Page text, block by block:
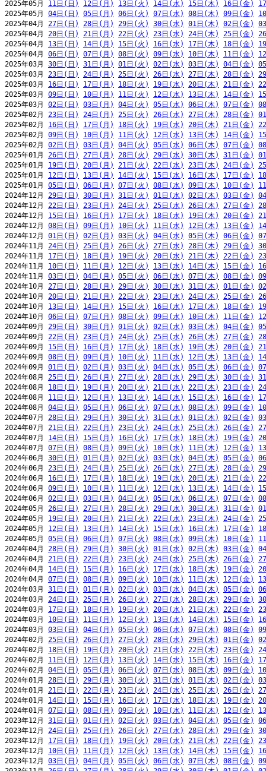
2025年05月 11日(日) 12日(月) 13日(火) 14日(水) 15日(木) 16日(金)
2025年05月 04日(日) 05日(月) 06日(火) 07日(水) 08日(木) 09日(金)
2025年04月 27日(日) 28日(月) 29日(火) 30日(水) 01日(木) 02日(金)
2025年04月 20日(日) 21日(月) 22日(火) 23日(水) 24日(木) 25日(金)
2025年04月 13日(日) 14日(月) 15日(火) 16日(水) 17日(木) 18日(金)
2025年04月 06日(日) 07日(月) 08日(火) 09日(水) 10日(木) 11日(金)
2025年03月 30日(日) 31日(月) 01日(火) 02日(水) 03日(木) 04日(金)
2025年03月 23日(日) 24日(月) 25日(火) 26日(水) 27日(木) 28日(金)
2025年03月 16日(日) 17日(月) 18日(火) 19日(水) 20日(木) 21日(金)
2025年03月 09日(日) 10日(月) 11日(火) 12日(水) 13日(木) 14日(金)
2025年03月 02日(日) 03日(月) 04日(火) 05日(水) 06日(木) 07日(金)
2025年02月 23日(日) 24日(月) 25日(火) 26日(水) 27日(木) 28日(金)
2025年02月 16日(日) 17日(月) 18日(火) 19日(水) 20日(木) 21日(金)
2025年02月 09日(日) 10日(月) 11日(火) 12日(水) 13日(木) 14日(金)
2025年02月 02日(日) 03日(月) 04日(火) 05日(水) 06日(木) 07日(金)
2025年01月 26日(日) 27日(月) 28日(火) 29日(水) 30日(木) 31日(金)
2025年01月 19日(日) 20日(月) 21日(火) 22日(水) 23日(木) 24日(金)
2025年01月 12日(日) 13日(月) 14日(火) 15日(水) 16日(木) 17日(金)
2025年01月 05日(日) 06日(月) 07日(火) 08日(水) 09日(木) 10日(金)
2024年12月 29日(日) 30日(月) 31日(火) 01日(水) 02日(木) 03日(金)
2024年12月 22日(日) 23日(月) 24日(火) 25日(水) 26日(木) 27日(金)
2024年12月 15日(日) 16日(月) 17日(火) 18日(水) 19日(木) 20日(金)
2024年12月 08日(日) 09日(月) 10日(火) 11日(水) 12日(木) 13日(金)
2024年12月 01日(日) 02日(月) 03日(火) 04日(水) 05日(木) 06日(金)
2024年11月 24日(日) 25日(月) 26日(火) 27日(水) 28日(木) 29日(金)
2024年11月 17日(日) 18日(月) 19日(火) 20日(水) 21日(木) 22日(金)
2024年11月 10日(日) 11日(月) 12日(火) 13日(水) 14日(木) 15日(金)
2024年11月 03日(日) 04日(月) 05日(火) 06日(水) 07日(木) 08日(金)
2024年10月 27日(日) 28日(月) 29日(火) 30日(水) 31日(木) 01日(金)
2024年10月 20日(日) 21日(月) 22日(火) 23日(水) 24日(木) 25日(金)
2024年10月 13日(日) 14日(月) 15日(火) 16日(水) 17日(木) 18日(金)
2024年10月 06日(日) 07日(月) 08日(火) 09日(水) 10日(木) 11日(金)
2024年09月 29日(日) 30日(月) 01日(火) 02日(水) 03日(木) 04日(金)
2024年09月 22日(日) 23日(月) 24日(火) 25日(水) 26日(木) 27日(金)
2024年09月 15日(日) 16日(月) 17日(火) 18日(水) 19日(木) 20日(金)
2024年09月 08日(日) 09日(月) 10日(火) 11日(水) 12日(木) 13日(金)
2024年09月 01日(日) 02日(月) 03日(火) 04日(水) 05日(木) 06日(金)
2024年08月 25日(日) 26日(月) 27日(火) 28日(水) 29日(木) 30日(金)
2024年08月 18日(日) 19日(月) 20日(火) 21日(水) 22日(木) 23日(金)
2024年08月 11日(日) 12日(月) 13日(火) 14日(水) 15日(木) 16日(金)
2024年08月 04日(日) 05日(月) 06日(火) 07日(水) 08日(木) 09日(金)
2024年07月 28日(日) 29日(月) 30日(火) 31日(水) 01日(木) 02日(金)
2024年07月 21日(日) 22日(月) 23日(火) 24日(水) 25日(木) 26日(金)
2024年07月 14日(日) 15日(月) 16日(火) 17日(水) 18日(木) 19日(金)
2024年07月 07日(日) 08日(月) 09日(火) 10日(水) 11日(木) 12日(金)
2024年06月 30日(日) 01日(月) 02日(火) 03日(水) 04日(木) 05日(金)
2024年06月 23日(日) 24日(月) 25日(火) 26日(水) 27日(木) 28日(金)
2024年06月 16日(日) 17日(月) 18日(火) 19日(水) 20日(木) 21日(金)
2024年06月 09日(日) 10日(月) 11日(火) 12日(水) 13日(木) 14日(金)
2024年06月 02日(日) 03日(月) 04日(火) 05日(水) 06日(木) 07日(金)
2024年05月 26日(日) 27日(月) 28日(火) 29日(水) 30日(木) 31日(金)
2024年05月 19日(日) 20日(月) 21日(火) 22日(水) 23日(木) 24日(金)
2024年05月 12日(日) 13日(月) 14日(火) 15日(水) 16日(木) 17日(金)
2024年05月 05日(日) 06日(月) 07日(火) 08日(水) 09日(木) 10日(金)
2024年04月 28日(日) 29日(月) 30日(火) 01日(水) 02日(木) 03日(金)
2024年04月 21日(日) 22日(月) 23日(火) 24日(水) 25日(木) 26日(金)
2024年04月 14日(日) 15日(月) 16日(火) 17日(水) 18日(木) 19日(金)
2024年04月 07日(日) 08日(月) 09日(火) 10日(水) 11日(木) 12日(金)
2024年03月 31日(日) 01日(月) 02日(火) 03日(水) 04日(木) 05日(金)
2024年03月 24日(日) 25日(月) 26日(火) 27日(水) 28日(木) 29日(金)
2024年03月 17日(日) 18日(月) 19日(火) 20日(水) 21日(木) 22日(金)
2024年03月 10日(日) 11日(月) 12日(火) 13日(水) 14日(木) 15日(金)
2024年03月 03日(日) 04日(月) 05日(火) 06日(水) 07日(木) 08日(金)
2024年02月 25日(日) 26日(月) 27日(火) 28日(水) 29日(木) 01日(金)
2024年02月 18日(日) 19日(月) 20日(火) 21日(水) 22日(木) 23日(金)
2024年02月 11日(日) 12日(月) 13日(火) 14日(水) 15日(木) 16日(金)
2024年02月 04日(日) 05日(月) 06日(火) 07日(水) 08日(木) 09日(金)
2024年01月 28日(日) 29日(月) 30日(火) 31日(水) 01日(木) 02日(金)
2024年01月 21日(日) 22日(月) 23日(火) 24日(水) 25日(木) 26日(金)
2024年01月 14日(日) 15日(月) 16日(火) 17日(水) 18日(木) 19日(金)
2024年01月 07日(日) 08日(月) 09日(火) 10日(水) 11日(木) 12日(金)
2023年12月 31日(日) 01日(月) 02日(火) 03日(水) 04日(木) 05日(金)
2023年12月 24日(日) 25日(月) 26日(火) 27日(水) 28日(木) 29日(金)
2023年12月 17日(日) 18日(月) 19日(火) 20日(水) 21日(木) 22日(金)
2023年12月 10日(日) 11日(月) 12日(火) 13日(水) 14日(木) 15日(金)
2023年12月 03日(日) 04日(月) 05日(火) 06日(水) 07日(木) 08日(金)